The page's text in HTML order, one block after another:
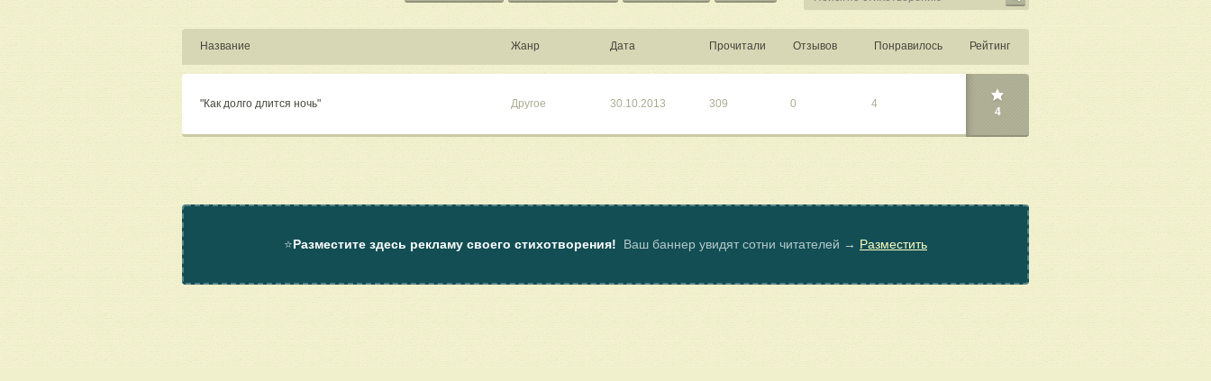
Название Жанр Дата Прочитали Отзывов Понравилось Рейтинг
"Как долго длится ночь" Другое 30.10.2013 309 0 4
4
⭐Разместите здесь рекламу своего стихотворения! Ваш баннер увидят сотни читателей → Разместить